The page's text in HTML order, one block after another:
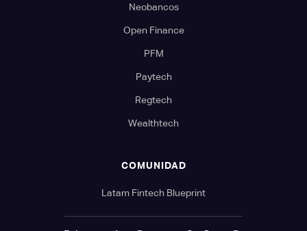
Neobancos
Open Finance
PFM
Paytech
Regtech
Wealthtech
COMUNIDAD
Latam Fintech Blueprint